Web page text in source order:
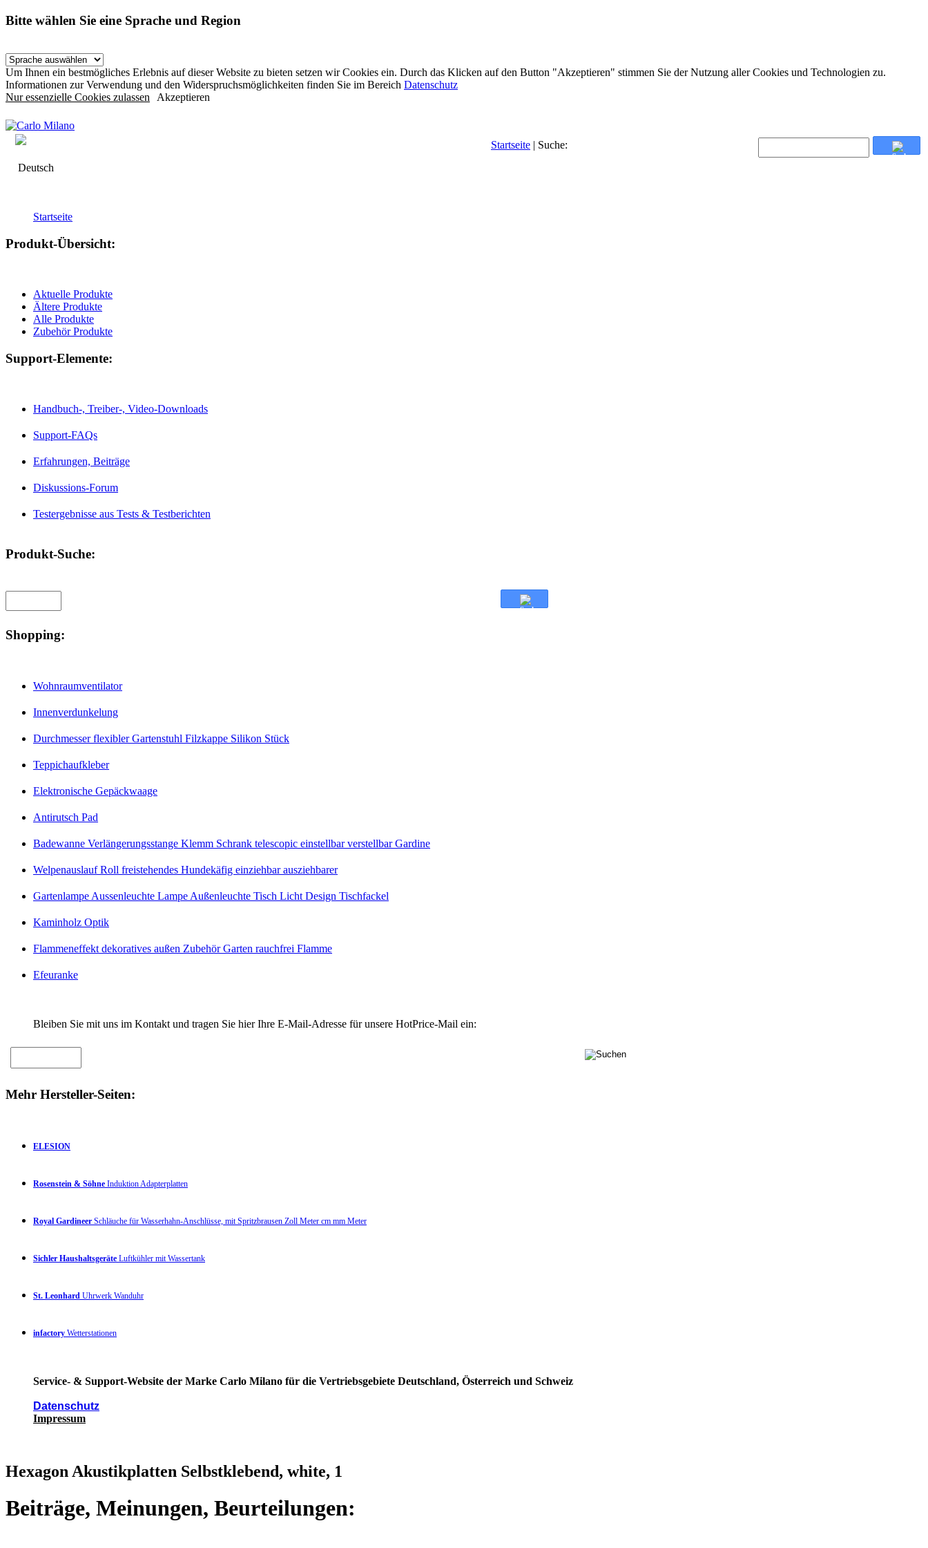
Bitte wählen Sie eine Sprache und Region
Um Ihnen ein bestmögliches Erlebnis auf dieser Website zu bieten setzen wir Cookies ein. Durch das Klicken auf den Button "Akzeptieren" stimmen Sie der Nutzung aller Cookies und Technologien zu.
Informationen zur Verwendung und den Widerspruchsmöglichkeiten finden Sie im Bereich Datenschutz
Nur essenzielle Cookies zulassen Akzeptieren
Deutsch
Startseite | Suche:
Startseite
Produkt-Übersicht:
Aktuelle Produkte
Ältere Produkte
Alle Produkte
Zubehör Produkte
Support-Elemente:
Handbuch-, Treiber-, Video-Downloads
Support-FAQs
Erfahrungen, Beiträge
Diskussions-Forum
Testergebnisse aus Tests & Testberichten
Produkt-Suche:
Shopping:
Wohnraumventilator
Innenverdunkelung
Durchmesser flexibler Gartenstuhl Filzkappe Silikon Stück
Teppichaufkleber
Elektronische Gepäckwaage
Antirutsch Pad
Badewanne Verlängerungsstange Klemm Schrank telescopic einstellbar verstellbar Gardine
Welpenauslauf Roll freistehendes Hundekäfig einziehbar ausziehbarer
Gartenlampe Aussenleuchte Lampe Außenleuchte Tisch Licht Design Tischfackel
Kaminholz Optik
Flammeneffekt dekoratives außen Zubehör Garten rauchfrei Flamme
Efeuranke
Bleiben Sie mit uns im Kontakt und tragen Sie hier Ihre E-Mail-Adresse für unsere HotPrice-Mail ein:
Mehr Hersteller-Seiten:
ELESION
Rosenstein & Söhne Induktion Adapterplatten
Royal Gardineer Schläuche für Wasserhahn-Anschlüsse, mit Spritzbrausen Zoll Meter cm mm Meter
Sichler Haushaltsgeräte Luftkühler mit Wassertank
St. Leonhard Uhrwerk Wanduhr
infactory Wetterstationen
Service- & Support-Website der Marke Carlo Milano für die Vertriebsgebiete Deutschland, Österreich und Schweiz
Datenschutz
Impressum
Hexagon Akustikplatten Selbstklebend, white, 1
Beiträge, Meinungen, Beurteilungen: